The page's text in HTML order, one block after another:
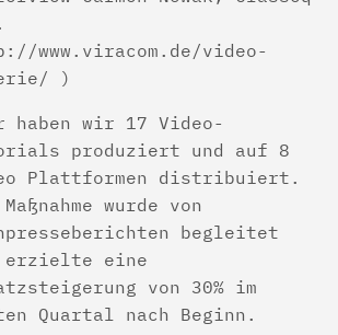
www.viracom.de/video-
)
haben wir 17 Video-
produziert und auf 8
Plattformen distribuiert.
wurde von
begleitet
erzielte eine
von 30% im
Quartal nach Beginn.